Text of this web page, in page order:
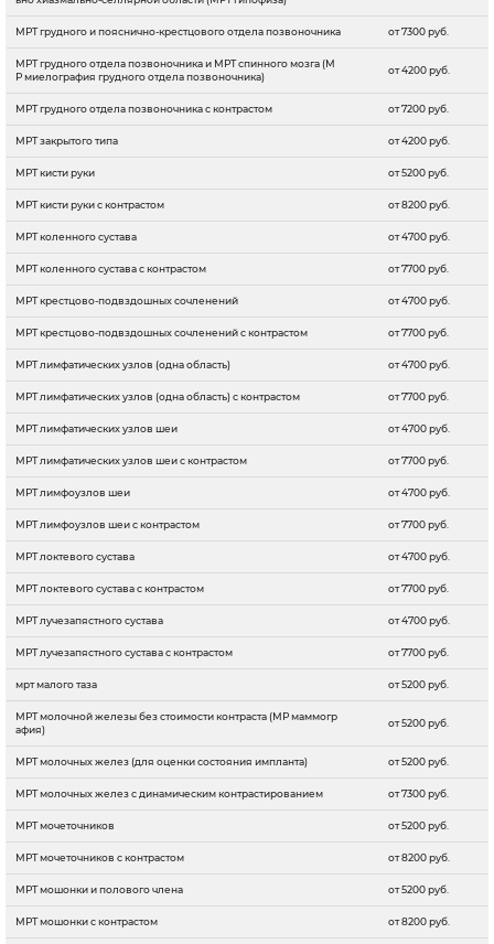
МРТ грудного и пояснично-крестцового отдела позвоночника от 7300 руб.
МРТ грудного отдела позвоночника и МРТ спинного мозга (М
Р миелография грудного отдела позвоночника)
от 4200 руб.
МРТ грудного отдела позвоночника с контрастом от 7200 руб.
МРТ закрытого типа от 4200 руб.
МРТ кисти руки от 5200 руб.
МРТ кисти руки с контрастом от 8200 руб.
МРТ коленного сустава от 4700 руб.
МРТ коленного сустава с контрастом от 7700 руб.
МРТ крестцово-подвздошных сочленений от 4700 руб.
МРТ крестцово-подвздошных сочленений с контрастом от 7700 руб.
МРТ лимфатических узлов (одна область) от 4700 руб.
МРТ лимфатических узлов (одна область) с контрастом от 7700 руб.
МРТ лимфатических узлов шеи от 4700 руб.
МРТ лимфатических узлов шеи с контрастом от 7700 руб.
МРТ лимфоузлов шеи от 4700 руб.
МРТ лимфоузлов шеи с контрастом от 7700 руб.
МРТ локтевого сустава от 4700 руб.
МРТ локтевого сустава с контрастом от 7700 руб.
МРТ лучезапястного сустава от 4700 руб.
МРТ лучезапястного сустава с контрастом от 7700 руб.
мрт малого таза от 5200 руб.
МРТ молочной железы без стоимости контраста (МР маммогр
афия)
от 5200 руб.
МРТ молочных желез (для оценки состояния импланта) от 5200 руб.
МРТ молочных желез с динамическим контрастированием от 7300 руб.
МРТ мочеточников от 5200 руб.
МРТ мочеточников с контрастом от 8200 руб.
МРТ мошонки и полового члена от 5200 руб.
МРТ мошонки с контрастом от 8200 руб.